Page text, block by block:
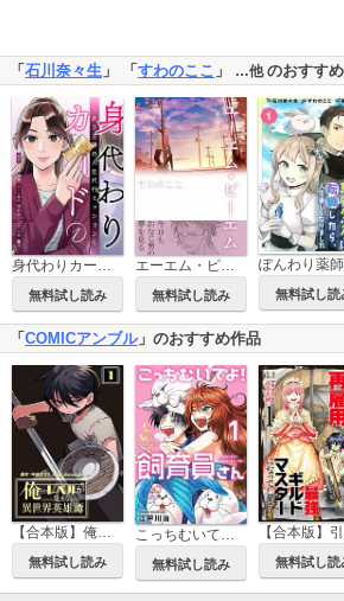
「石川奈々生 」 「すわのここ 」 …他のおすす
身代わりカード～ある主婦の人生代行ミッション～
無料試し読み 無料試し読み 無料試し読
「 COMICアンブル」のおすすめ作品
【合本版】俺だけレベルが見える異世界英雄譚
無料試し読み 無料試し読み 無料試し読